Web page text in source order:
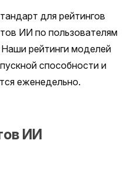
для рейтингов
ИИ по пользователям
рейтинги моделей
способности и
еженедельно.
ИИ